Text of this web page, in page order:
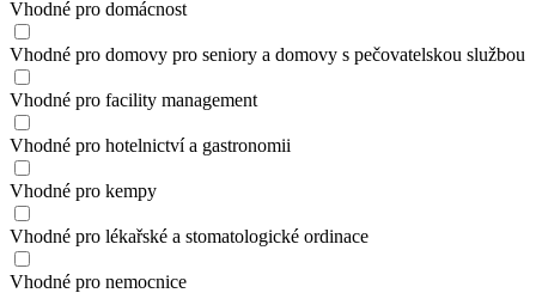
Vhodné pro domácnost
Vhodné pro domovy pro seniory a domovy s pečovatelskou službou
Vhodné pro facility management
Vhodné pro hotelnictví a gastronomii
Vhodné pro kempy
Vhodné pro lékařské a stomatologické ordinace
Vhodné pro nemocnice